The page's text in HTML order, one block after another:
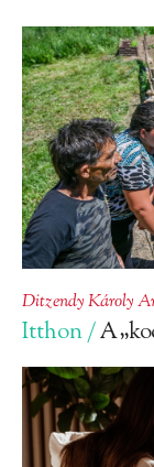
Ditzendy Károly
Itthon /A